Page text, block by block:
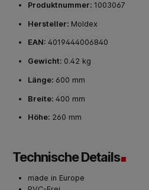
Produktnummer: 1003067
Hersteller: Moldex
EAN: 4019444006840
Gewicht: 0.42 kg
Länge: 600 mm
Breite: 400 mm
Höhe: 260 mm
Technische Details
made in Europe